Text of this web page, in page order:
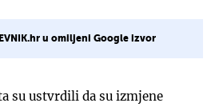
u omiljeni Google izvor
su ustvrdili da su izmjene